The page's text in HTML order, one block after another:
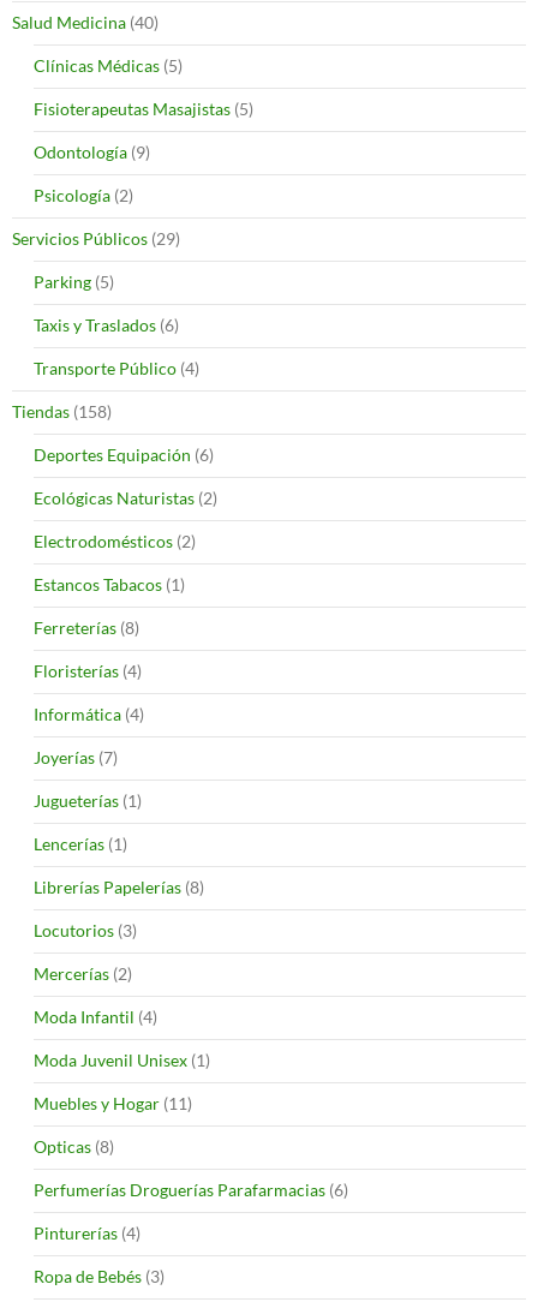
Salud Medicina (40)
Clínicas Médicas (5)
Fisioterapeutas Masajistas (5)
Odontología (9)
Psicología (2)
Servicios Públicos (29)
Parking (5)
Taxis y Traslados (6)
Transporte Público (4)
Tiendas (158)
Deportes Equipación (6)
Ecológicas Naturistas (2)
Electrodomésticos (2)
Estancos Tabacos (1)
Ferreterías (8)
Floristerías (4)
Informática (4)
Joyerías (7)
Jugueterías (1)
Lencerías (1)
Librerías Papelerías (8)
Locutorios (3)
Mercerías (2)
Moda Infantil (4)
Moda Juvenil Unisex (1)
Muebles y Hogar (11)
Opticas (8)
Perfumerías Droguerías Parafarmacias (6)
Pinturerías (4)
Ropa de Bebés (3)